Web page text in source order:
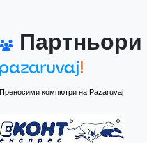
Партньори
Преносими компютри на Pazaruvaj